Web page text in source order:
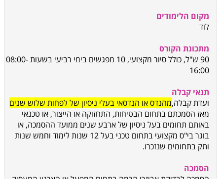
מקום הלימודים
לוד
מתכונת הקורס
90 ש"ל, כולל סיור מקצועי, 10 מפגשים בימי רביעי בשעות 08:00-
16:00
תנאי קבלה
ועדת קבלה,מהנדס או הנדסאי בעלי ניסיון של לפחות שלוש שנים
מאז הסמכתם בתחום הבטיחות, התחזוקה או הייצור, או טכנאי
באותם תחומים בעל ניסיון של ארבע שנים ממועד ההסמכה, או
בוגר בי"ס מקצועי בתחום טכני בעל 12 שנות לימוד וחמש שנות
ותק בתחומים שנזכרו.
הסמכה